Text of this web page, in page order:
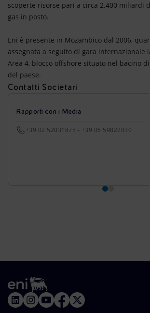
scoperte risorse pari a circa 2.400 miliardi
gas in posto.
Eni è presente in Mozambico dal 2006,
assegnata a seguito di gara internazionale
Area 4, blocco offshore situato nel bacino
del paese.
Contatti Societari
Rapporti con i Media
+39 02 52031875 - +39 06 59822030